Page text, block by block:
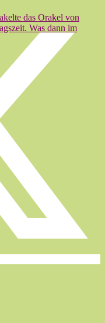
das Orakel von
Was dann im